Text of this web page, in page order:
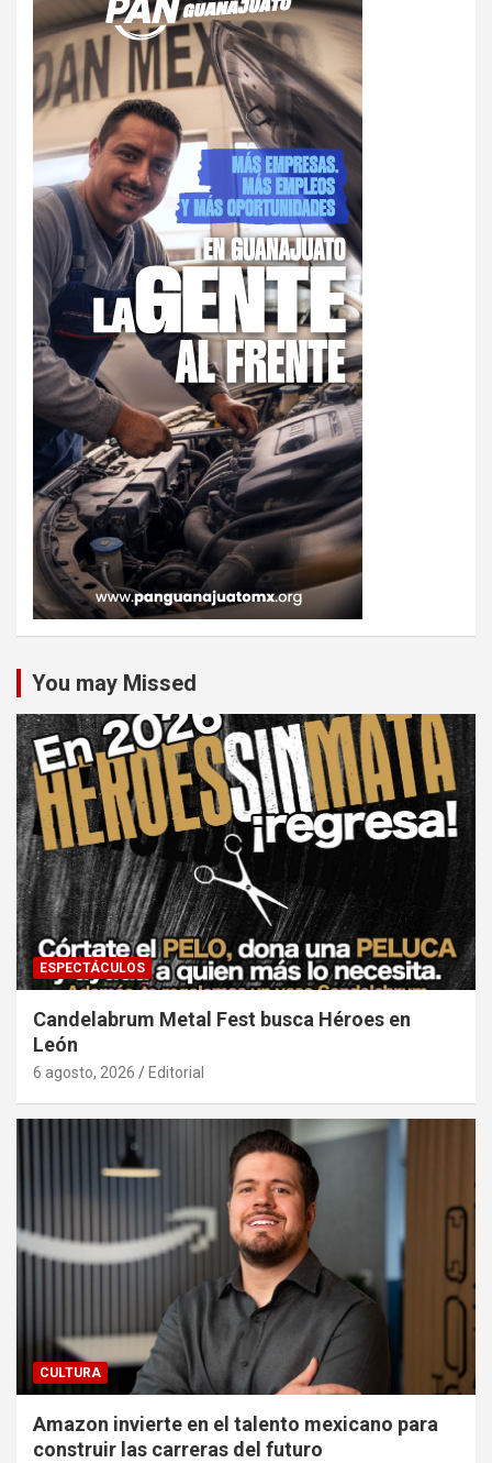
You may Missed
ESPECTÁCULOS
Candelabrum Metal Fest busca Héroes en
León
6 agosto, 2026 Editorial
CULTURA
Amazon invierte en el talento mexicano para
construir las carreras del futuro